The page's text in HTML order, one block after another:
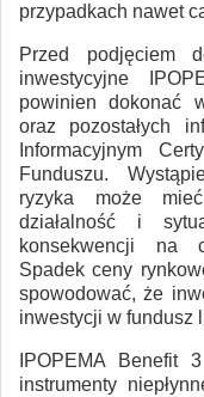
przypadkach nawet
Przed podjęciem
inwestycyjne
powinien dokonać
oraz pozostałych
Informacyjnym
Funduszu.
ryzyka może
działalność i
konsekwencji na
Spadek ceny
spowodować, że
inwestycji w fundusz
IPOPEMA Benefit
instrumenty